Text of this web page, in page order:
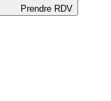
Prendre RDV